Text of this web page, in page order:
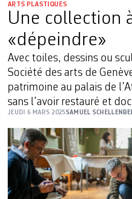
ARTS PLASTIQUES
Une collection
«dépeindre»
Avec toiles, dessins ou
Société des arts de
patrimoine au palais de
sans l’avoir restauré et
JEUDI 6 MARS 2025SAMUEL